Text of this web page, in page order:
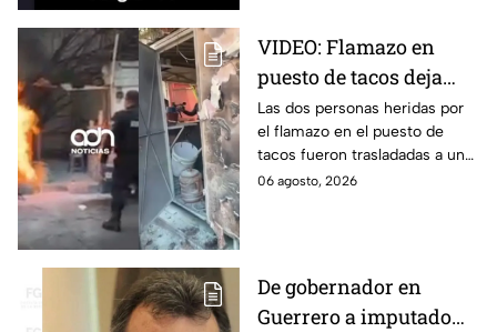
VIDEO: Flamazo en
puesto de tacos deja
dos heridos en CDMX
Las dos personas heridas por
el flamazo en el puesto de
tacos fueron trasladadas a un
hospital para recibir atención
06 agosto, 2026
De gobernador en
Guerrero a imputado